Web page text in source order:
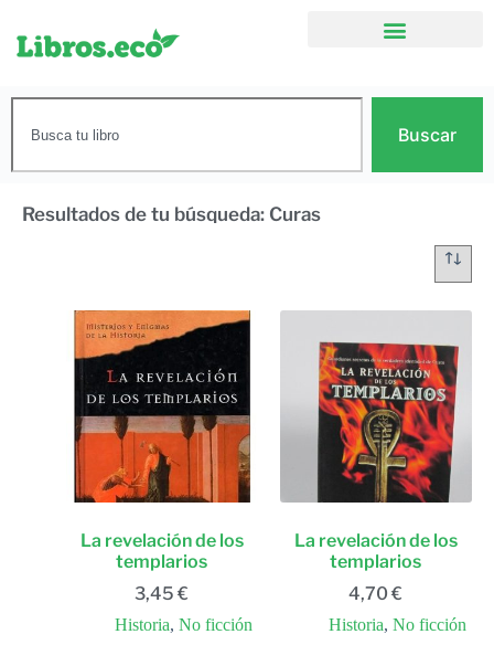
Buscar
Resultados de tu búsqueda: Curas
La revelación de los
templarios
3,45€
Historia,No ficción
La revelación de los
templarios
4,70€
Historia,No ficción